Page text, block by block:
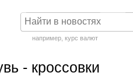
например, курс валют
- кроссовки